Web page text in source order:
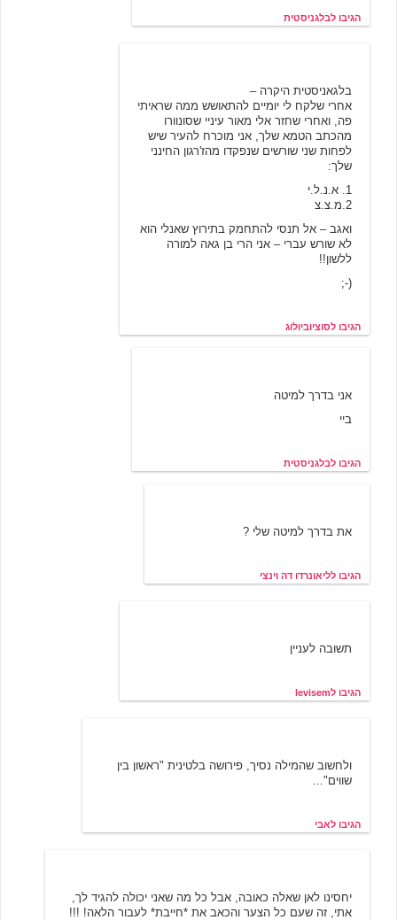
הגיבו לבלגניסטית
בלגאניסטית היקרה –
אחרי שלקח לי יומיים להתאושש ממה שראיתי
פה, ואחרי שחזר אלי מאור עיניי שסונוורו
מהכתב הטמא שלך, אני מוכרח להעיר שיש
לפחות שני שורשים שנפקדו מהז'רגון החינני
שלך:
1. א.נ.ל.י
2.מ.צ.צ
ואגב – אל תנסי להתחמק בתירוץ שאנלי הוא
לא שורש עברי – אני הרי בן גאה למורה
ללשון!!
(-;
הגיבו לסוציוביולוג
אני בדרך למיטה
ביי
הגיבו לבלגניסטית
את בדרך למיטה שלי ?
הגיבו לליאונרדו דה וינצי
תשובה לעניין
הגיבו לlevisem
ולחשוב שהמילה נסיך, פירושה בלטינית "ראשון בין
שווים"…
הגיבו לאבי
יחסינו לאן שאלה כאובה, אבל כל מה שאני יכולה להגיד לך,
אתי, זה שעם כל הצער והכאב את *חייבת* לעבור הלאה! !!!